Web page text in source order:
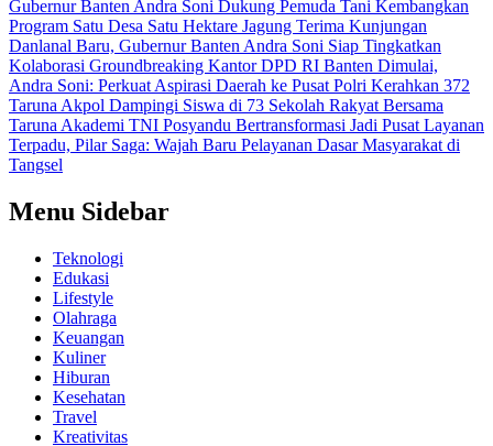
Gubernur Banten Andra Soni Dukung Pemuda Tani Kembangkan
Program Satu Desa Satu Hektare Jagung Terima Kunjungan
Danlanal Baru, Gubernur Banten Andra Soni Siap Tingkatkan
Kolaborasi Groundbreaking Kantor DPD RI Banten Dimulai,
Andra Soni: Perkuat Aspirasi Daerah ke Pusat Polri Kerahkan 372
Taruna Akpol Dampingi Siswa di 73 Sekolah Rakyat Bersama
Taruna Akademi TNI Posyandu Bertransformasi Jadi Pusat Layanan
Terpadu, Pilar Saga: Wajah Baru Pelayanan Dasar Masyarakat di
Tangsel
Menu Sidebar
Teknologi
Edukasi
Lifestyle
Olahraga
Keuangan
Kuliner
Hiburan
Kesehatan
Travel
Kreativitas